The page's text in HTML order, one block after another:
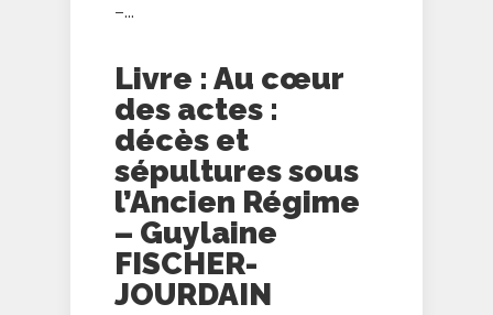
–...
Livre : Au cœur
des actes :
décès et
sépultures sous
l’Ancien Régime
– Guylaine
FISCHER-
JOURDAIN